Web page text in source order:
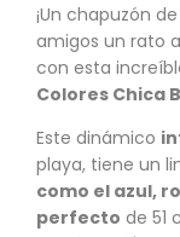
¡Un chapuzón
amigos un rato
con esta
Colores Chica
Este dinámico
playa, tiene un
como el azul,
perfecto de 51